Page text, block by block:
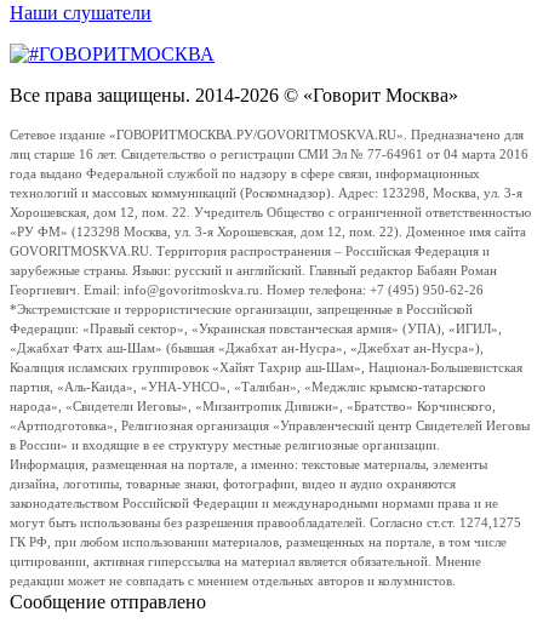
Наши слушатели
Все права защищены. 2014-2026 © «Говорит Москва»
Сетевое издание «ГОВОРИТМОСКВА.РУ/GOVORITMOSKVA.RU». Предназначено для
лиц старше 16 лет. Свидетельство о регистрации СМИ Эл № 77-64961 от 04 марта 2016
года выдано Федеральной службой по надзору в сфере связи, информационных
технологий и массовых коммуникаций (Роскомнадзор). Адрес: 123298, Москва, ул. 3-я
Хорошевская, дом 12, пом. 22. Учредитель Общество с ограниченной ответственностью
«РУ ФМ» (123298 Москва, ул. 3-я Хорошевская, дом 12, пом. 22). Доменное имя сайта
GOVORITMOSKVA.RU. Территория распространения – Российская Федерация и
зарубежные страны. Языки: русский и английский. Главный редактор Бабаян Роман
Георгиевич. Email: info@govoritmoskva.ru. Номер телефона: +7 (495) 950-62-26
*Экстремистские и террористические организации, запрещенные в Российской
Федерации: «Правый сектор», «Украинская повстанческая армия» (УПА), «ИГИЛ»,
«Джабхат Фатх аш-Шам» (бывшая «Джабхат ан-Нусра», «Джебхат ан-Нусра»),
Коалиция исламских группировок «Хайят Тахрир аш-Шам», Национал-Большевистская
партия, «Аль-Каида», «УНА-УНСО», «Талибан», «Меджлис крымско-татарского
народа», «Свидетели Иеговы», «Мизантропик Дивижн», «Братство» Корчинского,
«Артподготовка», Религиозная организация «Управленческий центр Свидетелей Иеговы
в России» и входящие в ее структуру местные религиозные организации.
Информация, размещенная на портале, а именно: текстовые материалы, элементы
дизайна, логотипы, товарные знаки, фотографии, видео и аудио охраняются
законодательством Российской Федерации и международными нормами права и не
могут быть использованы без разрешения правообладателей. Согласно ст.ст. 1274,1275
ГК РФ, при любом использовании материалов, размещенных на портале, в том числе
цитировании, активная гиперссылка на материал является обязательной. Мнение
редакции может не совпадать с мнением отдельных авторов и колумнистов.
Сообщение отправлено